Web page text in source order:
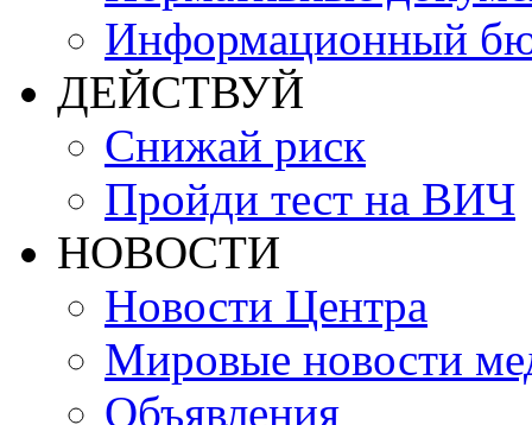
Информационный
ДЕЙСТВУЙ
Снижай риск
Пройди тест на ВИЧ
НОВОСТИ
Новости Центра
Мировые новости
Объявления